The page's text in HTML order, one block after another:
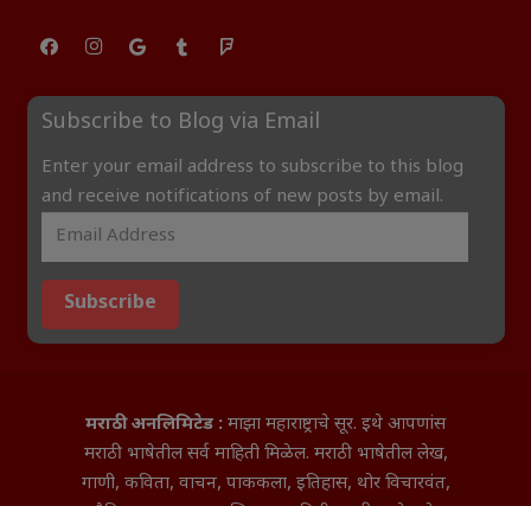
Subscribe to Blog via Email
Enter your email address to subscribe to this blog
and receive notifications of new posts by email.
Subscribe
मराठी अनलिमिटेड : माझा महाराष्ट्राचे सूर. इथे आपणांस
मराठी भाषेतील सर्व माहिती मिळेल. मराठी भाषेतील लेख,
गाणी, कविता, वाचन, पाककला, इतिहास, थोर विचारवंत,